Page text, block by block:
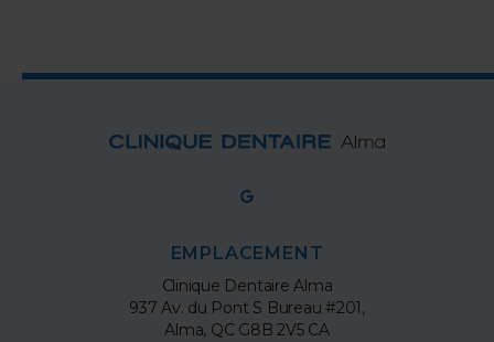
EMPLACEMENT
Clinique Dentaire Alma
937 Av. du Pont S Bureau #201
Alma QC G8B 2V5 CA